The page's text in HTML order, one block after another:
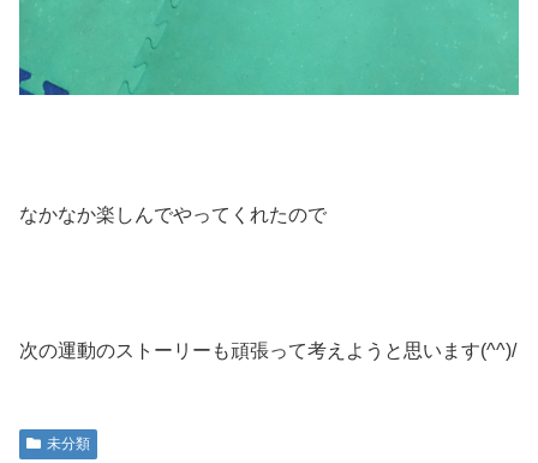
なかなか楽しんでやってくれたので
次の運動のストーリーも頑張って考えようと思います(^^)/
未分類